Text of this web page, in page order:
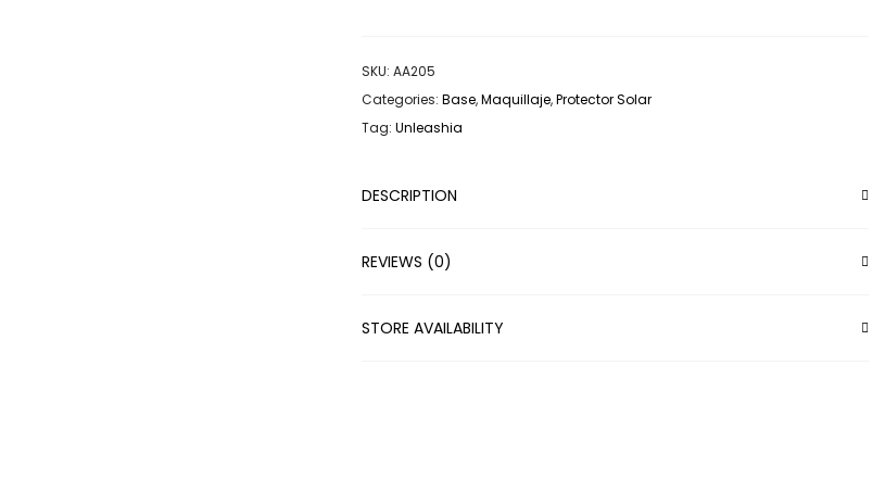
SKU: AA205
Categories: Base,Maquillaje,Protector Solar
Tag: Unleashia
DESCRIPTION
REVIEWS (0)
STORE AVAILABILITY